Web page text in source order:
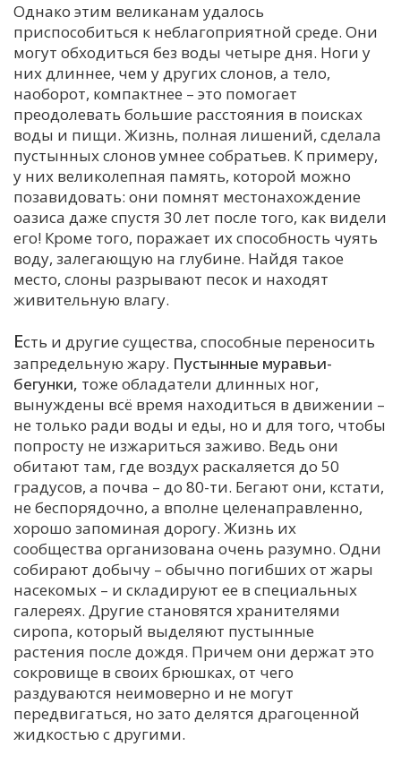
Однако этим великанам удалось
приспособиться к неблагоприятной среде. Они
могут обходиться без воды четыре дня. Ноги у
них длиннее, чем у других слонов, а тело,
наоборот, компактнее – это помогает
преодолевать большие расстояния в поисках
воды и пищи. Жизнь, полная лишений, сделала
пустынных слонов умнее собратьев. К примеру,
у них великолепная память, которой можно
позавидовать: они помнят местонахождение
оазиса даже спустя 30 лет после того, как видели
его! Кроме того, поражает их способность чуять
воду, залегающую на глубине. Найдя такое
место, слоны разрывают песок и находят
живительную влагу.
Есть и другие существа, способные переносить
запредельную жару. Пустынные муравьи-
бегунки, тоже обладатели длинных ног,
вынуждены всё время находиться в движении –
не только ради воды и еды, но и для того, чтобы
попросту не изжариться заживо. Ведь они
обитают там, где воздух раскаляется до 50
градусов, а почва – до 80-ти. Бегают они, кстати,
не беспорядочно, а вполне целенаправленно,
хорошо запоминая дорогу. Жизнь их
сообщества организована очень разумно. Одни
собирают добычу – обычно погибших от жары
насекомых – и складируют ее в специальных
галереях. Другие становятся хранителями
сиропа, который выделяют пустынные
растения после дождя. Причем они держат это
сокровище в своих брюшках, от чего
раздуваются неимоверно и не могут
передвигаться, но зато делятся драгоценной
жидкостью с другими.